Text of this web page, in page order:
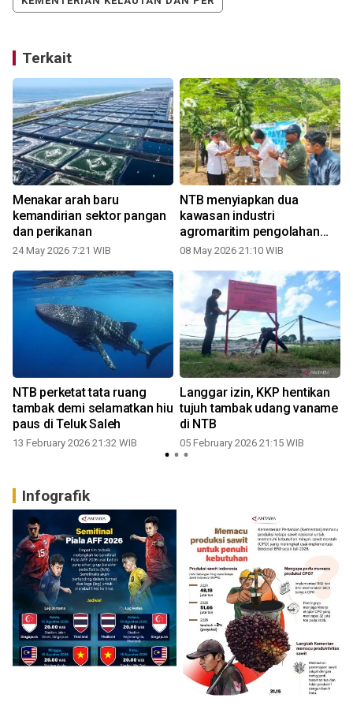
Terkait
Menakar arah baru
kemandirian sektor pangan
dan perikanan
24 May 2026 7:21 WIB
NTB menyiapkan dua
kawasan industri
agromaritim pengolahan
udang
08 May 2026 21:10 WIB
NTB perketat tata ruang
tambak demi selamatkan hiu
paus di Teluk Saleh
13 February 2026 21:32 WIB
Langgar izin, KKP hentikan
tujuh tambak udang vaname
di NTB
05 February 2026 21:15 WIB
Infografik